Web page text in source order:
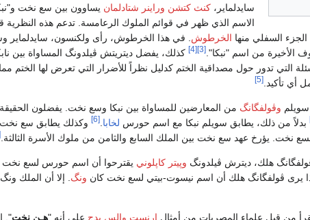
سايدلماير، كنث كتشن وراينر شتادلمان يساوون بين سع نخت
الاسم الذي ظهر في قوائم الملوك الرعامسة. تدعم هذه
السفلي منها الخرطوش. في هذا الخرطوش، رأى ولكنسون، سايدلماير
الأخيرة من اسم "نبكا".[3]
[4]
كذلك، يفضل ديتريتش ڤيلدونگ المساواة بين
التي تدور حول مصداقية الختم كدليل نظراً للأضرار التي تعرض لها الختم
أي تأكيد.[5]
وڤولفگانگ من المعارضين للمساواة بين نبكا وسع نخت. يفضلون
بدلاً من ذلك، يطابق سويلم نبكا مع اسم حورس لخابا.
[6] وكذلك يطابق سع نخت
نخت. يؤرخ عهد سع نخت بين الملك السابع والثامن من ملوك الأسرة الثالثة.
هلك، ديترش ڤيلدونگ وپيتر كاپلوني يقترحوا أن اسم حورس لسع نخت
يرى ڤولفگانگ هلك أن اسم نيسوت-بيتي لسع نخت كان ونگ. إلا أن الملك
من قبل علماء المصريات من أمثال إرنست والس بدج على أنه "هـِن نخت".